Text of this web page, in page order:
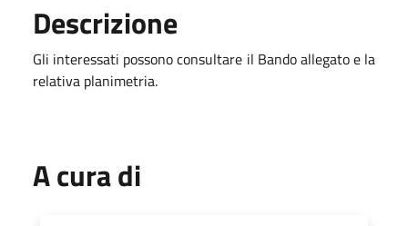
Descrizione
Gli interessati possono consultare il Bando allegato e la
relativa planimetria.
A cura di